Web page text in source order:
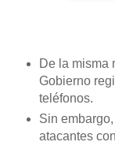
De la misma
Gobierno
teléfonos.
Sin
atacantes